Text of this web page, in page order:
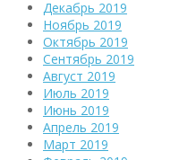
Декабрь 2019
Ноябрь 2019
Октябрь 2019
Сентябрь 2019
Август 2019
Июль 2019
Июнь 2019
Апрель 2019
Март 2019